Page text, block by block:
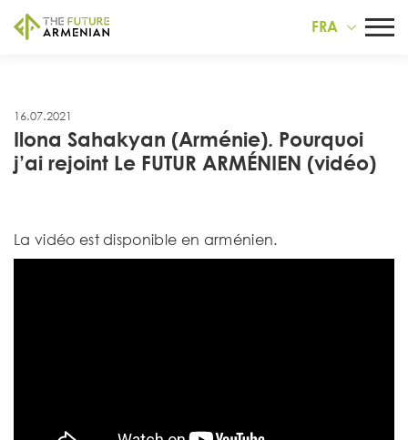
FRA
16.07.2021
Ilona Sahakyan (Arménie). Pourquoi
j’ai rejoint Le FUTUR ARMÉNIEN (vidéo)
La vidéo est disponible en arménien.